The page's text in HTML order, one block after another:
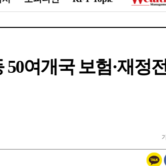
여개국 보험·재정